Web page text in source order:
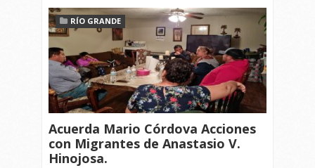
RÍO GRANDE
Acuerda Mario Córdova Acciones
con Migrantes de Anastasio V.
Hinojosa.